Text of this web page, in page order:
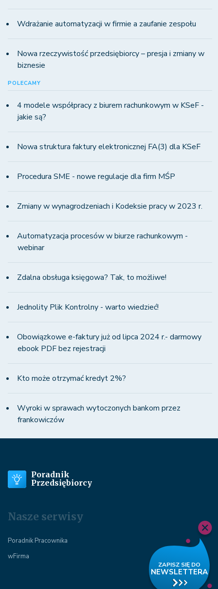
Wdrażanie automatyzacji w firmie a zaufanie zespołu
Nowa rzeczywistość przedsiębiorcy – presja i zmiany w
biznesie
POLECAMY
4 modele współpracy z biurem rachunkowym w KSeF -
jakie są?
Nowa struktura faktury elektronicznej FA(3) dla KSeF
Procedura SME - nowe regulacje dla firm MŚP
Zmiany w wynagrodzeniach i Kodeksie pracy w 2023 r.
Automatyzacja procesów w biurze rachunkowym -
webinar
Zdalna obsługa księgowa? Tak, to możliwe!
Jednolity Plik Kontrolny - warto wiedzieć!
Obowiązkowe e-faktury już od lipca 2024 r.- darmowy
ebook PDF bez rejestracji
Kto może otrzymać kredyt 2%?
Wyroki w sprawach wytoczonych bankom przez
frankowiczów
Poradnik
Przedsiębiorcy
Nasze serwisy
Poradnik Pracownika
wFirma